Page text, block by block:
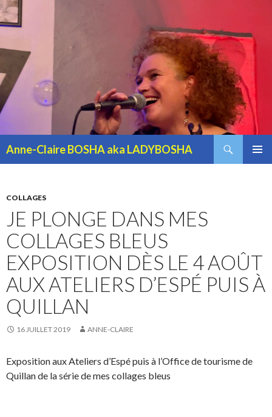
Anne-Claire BOSHA aka LADYBOSHA
COLLAGES
JE PLONGE DANS MES
COLLAGES BLEUS
EXPOSITION DÈS LE 4 AOÛT
AUX ATELIERS D’ESPÉ PUIS À
QUILLAN
16 JUILLET 2019 ANNE-CLAIRE
Exposition aux Ateliers d’Espé puis à l’Office de tourisme de
Quillan de la série de mes collages bleus